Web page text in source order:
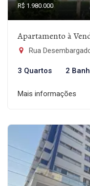
R$ 1.980.000
Apartamento à
Rua
3 Quartos 2
Mais informações